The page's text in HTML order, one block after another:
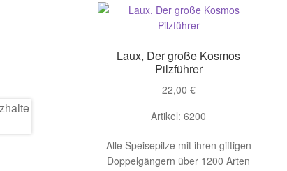
Laux, Der große Kosmos
Pilzführer
22,00 €
Artikel: 6200
Alle Speisepilze mit ihren giftigen
Doppelgängern über 1200 Arten